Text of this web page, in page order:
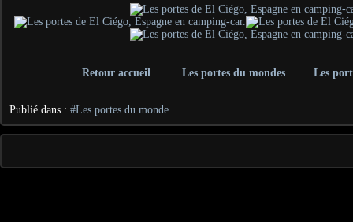
Retour accueil Les portes du mondes Les
Publié dans : #Les portes du monde